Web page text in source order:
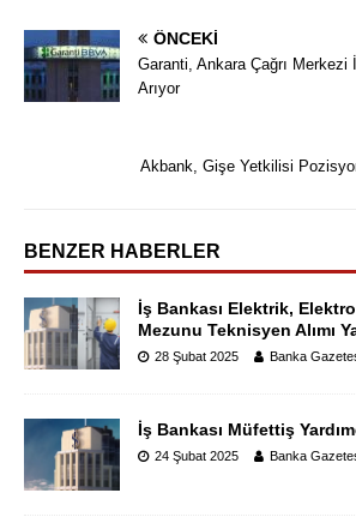
ÖNCEKI
Garanti, Ankara Çağrı
Arıyor
Akbank, Gişe Yetkilisi
BENZER HABERLER
İş Bankası Elektrik,
Mezunu Teknisyen Alımı
28 Şubat 2025 Banka
İş Bankası Müfettiş
24 Şubat 2025 Banka